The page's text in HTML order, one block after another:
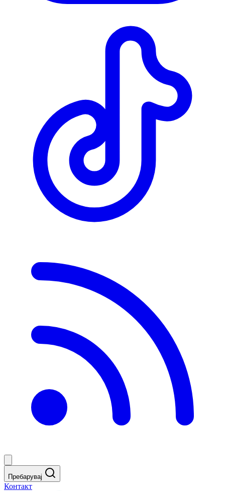
Пребарувај
Контакт